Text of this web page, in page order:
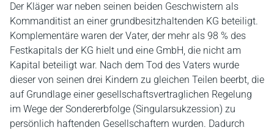
Der Kläger war neben seinen beiden Geschwistern als
Kommanditist an einer grundbesitzhaltenden KG beteiligt.
Komplementäre waren der Vater, der mehr als 98 % des
Festkapitals der KG hielt und eine GmbH, die nicht am
Kapital beteiligt war. Nach dem Tod des Vaters wurde
dieser von seinen drei Kindern zu gleichen Teilen beerbt, die
auf Grundlage einer gesellschaftsvertraglichen Regelung
im Wege der Sondererbfolge (Singularsukzession) zu
persönlich haftenden Gesellschaftern wurden. Dadurch